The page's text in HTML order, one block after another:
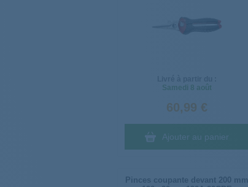
Samedi
8 août
60,99 €
Ajouter au panier
Pinces coupante devant 200 mm